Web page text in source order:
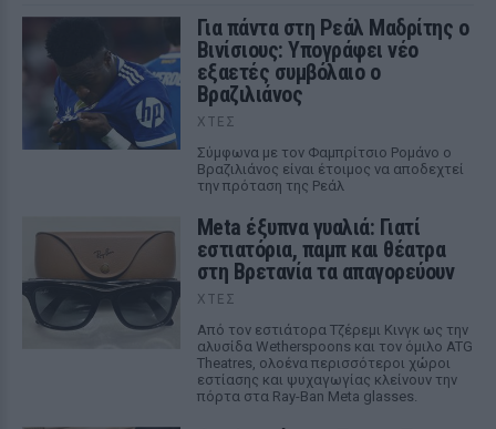
Για πάντα στη Ρεάλ Μαδρίτης ο
Βινίσιους: Υπογράφει νέο
εξαετές συμβόλαιο ο
Βραζιλιάνος
ΧΤΕΣ
Σύμφωνα με τον Φαμπρίτσιο Ρομάνο ο
Βραζιλιάνος είναι έτοιμος να αποδεχτεί
την πρόταση της Ρεάλ
Meta έξυπνα γυαλιά: Γιατί
εστιατόρια, παμπ και θέατρα
στη Βρετανία τα απαγορεύουν
ΧΤΕΣ
Από τον εστιάτορα Τζέρεμι Κινγκ ως την
αλυσίδα Wetherspoons και τον όμιλο ATG
Theatres, ολοένα περισσότεροι χώροι
εστίασης και ψυχαγωγίας κλείνουν την
πόρτα στα Ray-Ban Meta glasses.